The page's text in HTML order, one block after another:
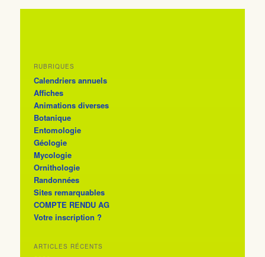
RUBRIQUES
Calendriers annuels
Affiches
Animations diverses
Botanique
Entomologie
Géologie
Mycologie
Ornithologie
Randonnées
Sites remarquables
COMPTE RENDU AG
Votre inscription ?
ARTICLES RÉCENTS